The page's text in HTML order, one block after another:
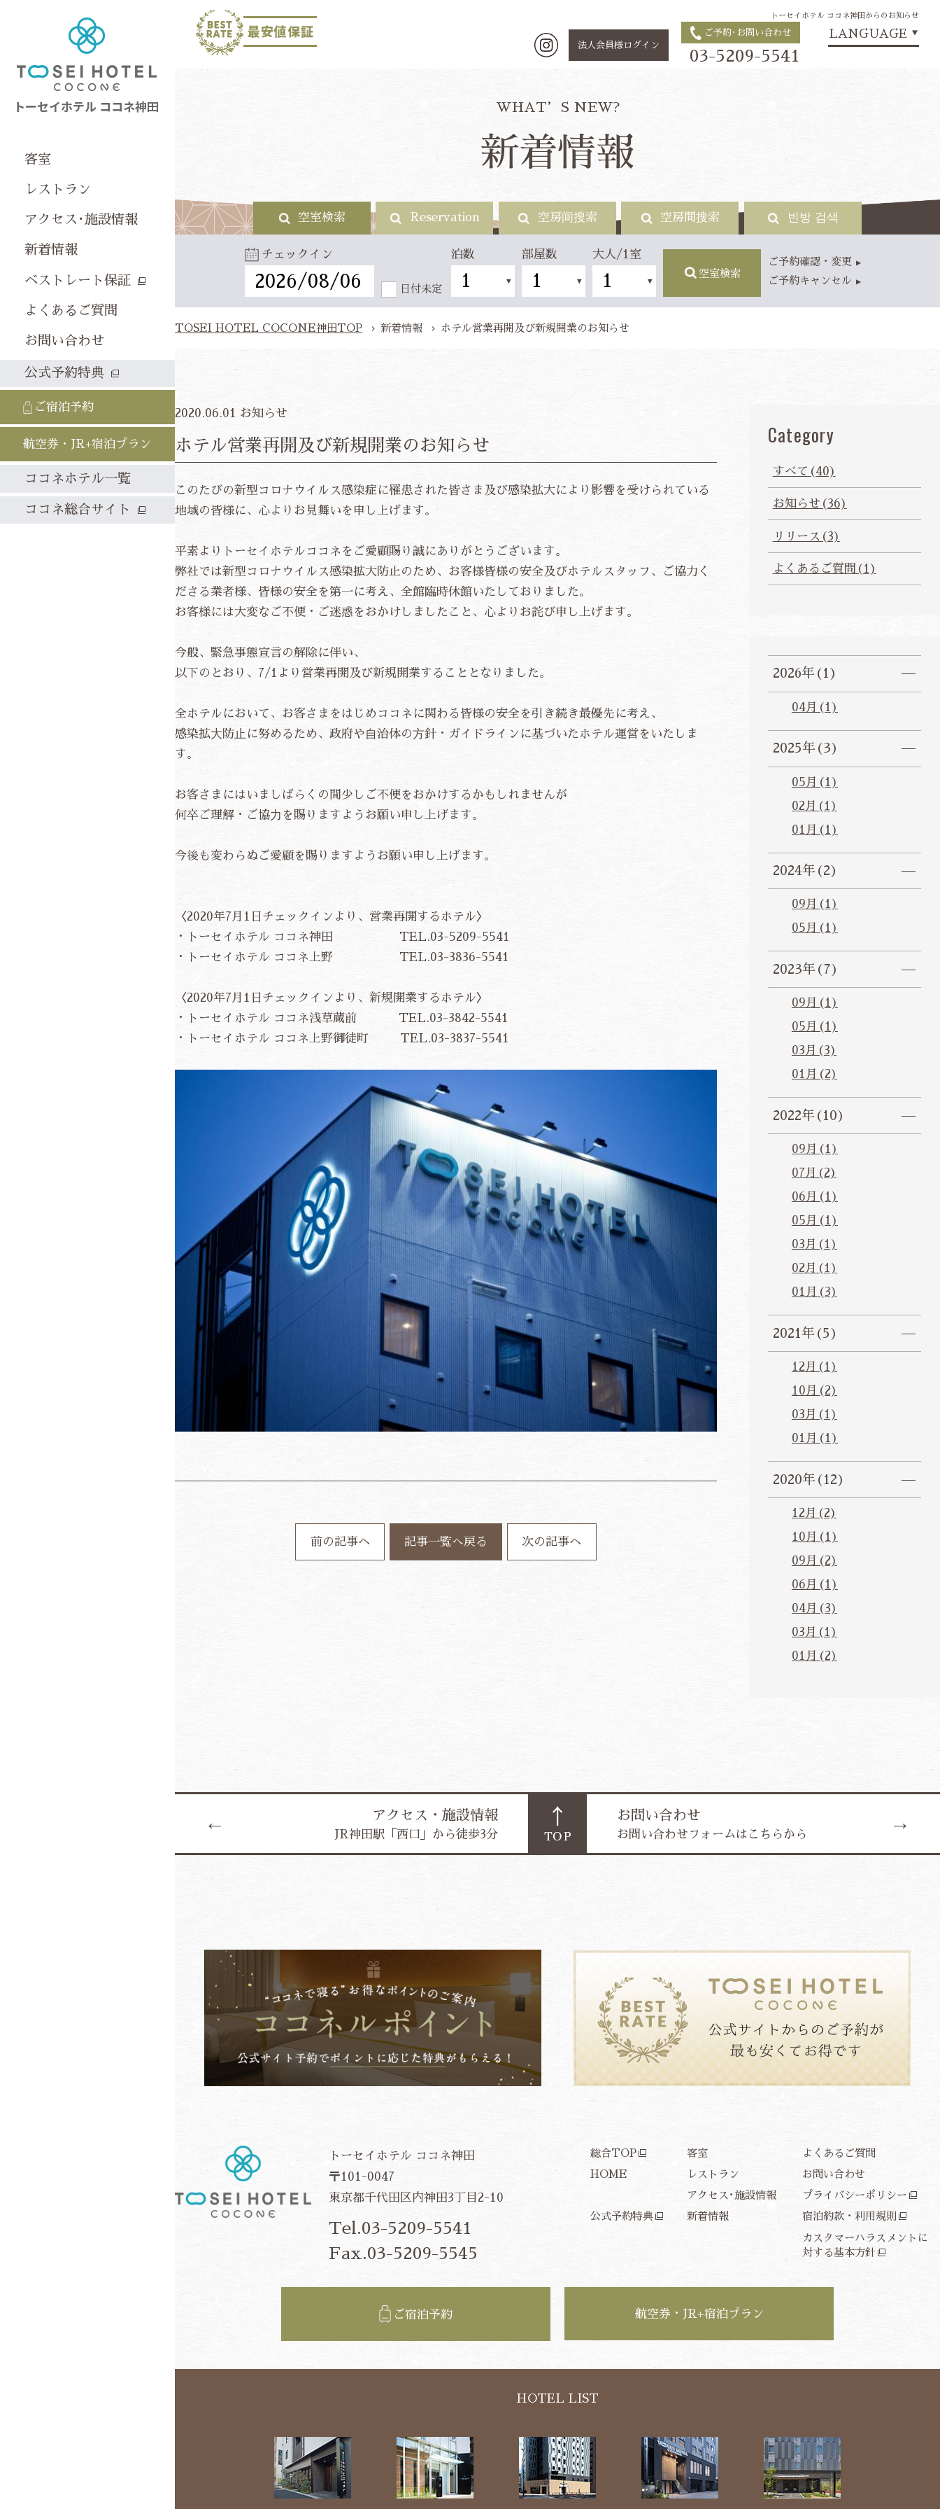
客室
レストラン
アクセス･施設情報
新着情報
ベストレート保証
よくあるご質問
お問い合わせ
公式予約特典
ご宿泊予約
航空券・JR+宿泊プラン
ココネホテル一覧
ココネ総合サイト
トーセイホテル ココネ神田からのお知らせ
法人会員様ログイン
ご予約･お問い合わせ
03-5209-5541
LANGUAGE ▼
WHAT’S NEW?
新着情報
空室検索 Reservation 空房间搜索 空房間搜索 빈방 검색
チェックイン
日付未定
泊数 部屋数 大人/1室
空室検索
ご予約確認・変更
ご予約キャンセル
TOSEI HOTEL COCONE神田TOP 新着情報 ホテル営業再開及び新規開業のお知らせ
2020.06.01 お知らせ
ホテル営業再開及び新規開業のお知らせ
このたびの新型コロナウイルス感染症に罹患された皆さま及び感染拡大により影響を受けられている
地域の皆様に、心よりお見舞いを申し上げます。
平素よりトーセイホテルココネをご愛顧賜り誠にありがとうございます。
弊社では新型コロナウイルス感染拡大防止のため、お客様皆様の安全及びホテルスタッフ、ご協力く
ださる業者様、皆様の安全を第一に考え、全館臨時休館いたしておりました。
お客様には大変なご不便・ご迷惑をおかけしましたこと、心よりお詫び申し上げます。
今般、緊急事態宣言の解除に伴い、
以下のとおり、7/1より営業再開及び新規開業することとなりました。
全ホテルにおいて、お客さまをはじめココネに関わる皆様の安全を引き続き最優先に考え、
感染拡⼤防⽌に努めるため、政府や⾃治体の⽅針・ガイドラインに基づいたホテル運営をいたしま
す。
お客さまにはいましばらくの間少しご不便をおかけするかもしれませんが
何卒ご理解・ご協⼒を賜りますようお願い申し上げます。
今後も変わらぬご愛顧を賜りますようお願い申し上げます。
〈2020年7月1日チェックインより、営業再開するホテル〉
・トーセイホテル ココネ神田 TEL.03-5209-5541
・トーセイホテル ココネ上野 TEL.03-3836-5541
〈2020年7月1日チェックインより、新規開業するホテル〉
・トーセイホテル ココネ浅草蔵前 TEL.03-3842-5541
・トーセイホテル ココネ上野御徒町 TEL.03-3837-5541
前の記事ヘ 記事一覧へ戻る 次の記事ヘ
Category
すべて(40)
お知らせ(36)
リリース(3)
よくあるご質問(1)
2026年(1)
04月(1)
2025年(3)
05月(1)
02月(1)
01月(1)
2024年(2)
09月(1)
05月(1)
2023年(7)
09月(1)
05月(1)
03月(3)
01月(2)
2022年(10)
09月(1)
07月(2)
06月(1)
05月(1)
03月(1)
02月(1)
01月(3)
2021年(5)
12月(1)
10月(2)
03月(1)
01月(1)
2020年(12)
12月(2)
10月(1)
09月(2)
06月(1)
04月(3)
03月(1)
01月(2)
アクセス・施設情報
JR神田駅「西口」から徒歩3分
お問い合わせ
お問い合わせフォームはこちらから
トーセイホテル ココネ神田
〒101-0047
東京都千代田区内神田3丁目2-10
Tel.03-5209-5541
Fax.03-5209-5545
総合TOP
HOME
公式予約特典
客室
レストラン
アクセス･施設情報
新着情報
よくあるご質問
お問い合わせ
プライバシーポリシー
宿泊約款・利用規則
カスタマーハラスメントに
対する基本方針
ご宿泊予約 航空券・JR+宿泊プラン
HOTEL LIST